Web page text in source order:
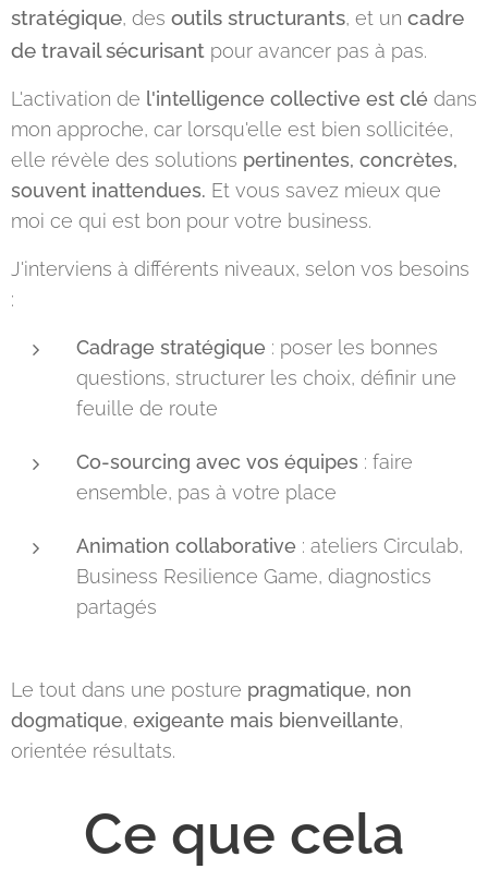
stratégique, des outils structurants, et un cadre
de travail sécurisant pour avancer pas à pas.
L'activation de l'intelligence collective est clé dans
mon approche, car lorsqu'elle est bien sollicitée,
elle révèle des solutions pertinentes, concrètes,
souvent inattendues. Et vous savez mieux que
moi ce qui est bon pour votre business.
J'interviens à différents niveaux, selon vos besoins
:
Cadrage stratégique : poser les bonnes
questions, structurer les choix, définir une
feuille de route
Co-sourcing avec vos équipes : faire
ensemble, pas à votre place
Animation collaborative : ateliers Circulab,
Business Resilience Game, diagnostics
partagés
Le tout dans une posture pragmatique, non
dogmatique, exigeante mais bienveillante,
orientée résultats.
Ce que cela